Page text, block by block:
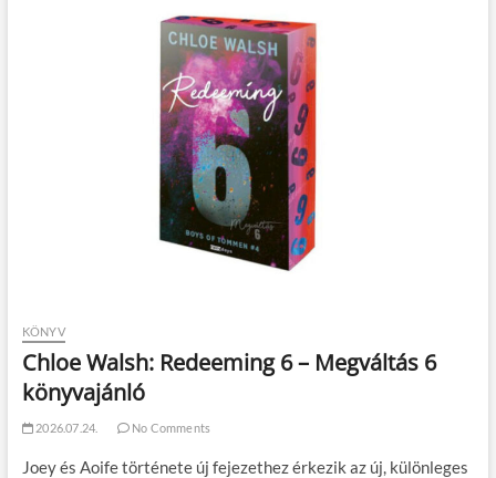
KÖNYV
Chloe Walsh: Redeeming 6 – Megváltás 6
könyvajánló
2026.07.24. No Comments
Joey és Aoife története új fejezethez érkezik az új, különleges